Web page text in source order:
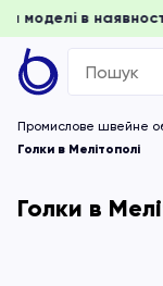
моделі в
Search
for:
Промислове швейне
Голки в Мелітополі
Голки в